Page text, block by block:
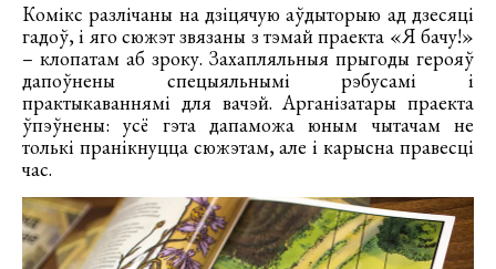
Комікс разлічаны на дзіцячую аўдыторыю ад дзесяці
гадоў, і яго сюжэт звязаны з тэмай праекта «Я бачу!»
– клопатам аб зроку. Захапляльныя прыгоды герояў
дапоўнены спецыяльнымі рэбусамі і
практыкаваннямі для вачэй. Арганізатары праекта
ўпэўнены: усё гэта дапаможа юным чытачам не
толькі пранікнуцца сюжэтам, але і карысна правесці
час.